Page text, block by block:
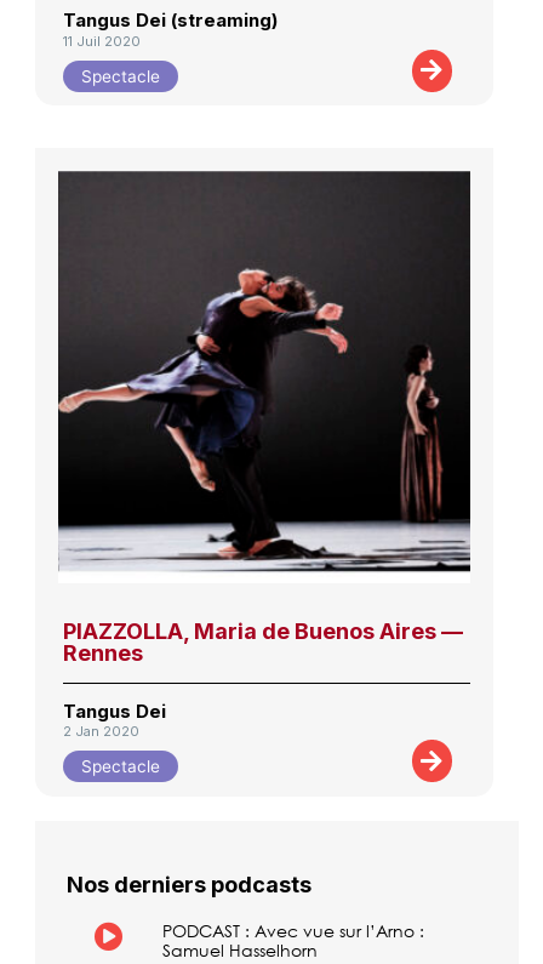
Tangus Dei (streaming)
11 Juil 2020
Spectacle
PIAZZOLLA, Maria de Buenos Aires —
Rennes
Tangus Dei
2 Jan 2020
Spectacle
Nos derniers podcasts
PODCAST : Avec vue sur l’Arno :
Samuel Hasselhorn